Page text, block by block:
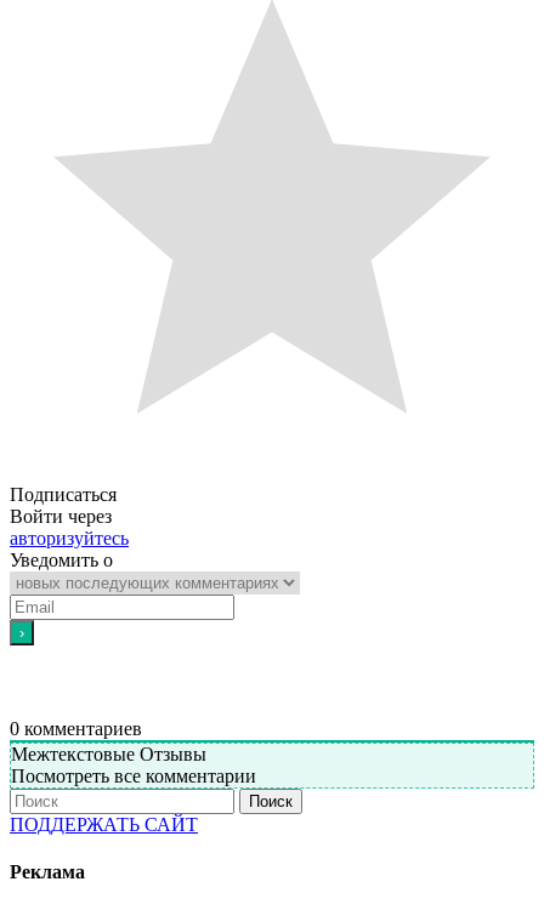
Подписаться
Войти через
авторизуйтесь
Уведомить о
0 комментариев
Межтекстовые Отзывы
Посмотреть все комментарии
Поиск
ПОДДЕРЖАТЬ САЙТ
Реклама